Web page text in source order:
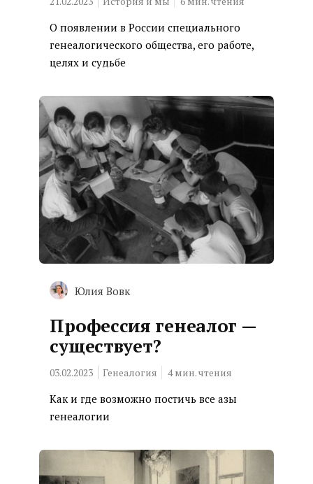
О появлении в России специального
генеалогического общества, его работе,
целях и судьбе
Юлия Вовк
Профессия генеалог —
существует?
03.02.2023 Генеалогия 4мин. чтения
Как и где возможно постичь все азы
генеалогии